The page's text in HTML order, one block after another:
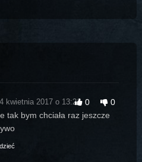
4 kwietnia 2017 o 13:21
tak bym chciała raz jeszcze
0 0